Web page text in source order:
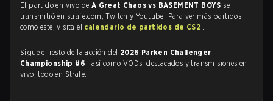
El partido en vivo de A Great Chaos vs BASEMENT BOYS se
transmitió en strafe.com, Twitch y Youtube. Para ver más partidos
como este, visita el calendario de partidos de CS2 .
Sigue el resto de la acción del 2026 Parken Challenger
Championship #6 , así como VODs, destacados y transmisiones en
vivo, todo en Strafe.